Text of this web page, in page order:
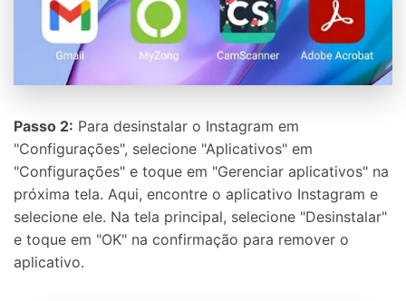
Recuperar Desbloquear Transferir Reparar
Passo 2: Para desinstalar o Instagram em
"Configurações", selecione "Aplicativos" em
"Configurações" e toque em "Gerenciar aplicativos" na
próxima tela. Aqui, encontre o aplicativo Instagram e
selecione ele. Na tela principal, selecione "Desinstalar"
e toque em "OK" na confirmação para remover o
aplicativo.